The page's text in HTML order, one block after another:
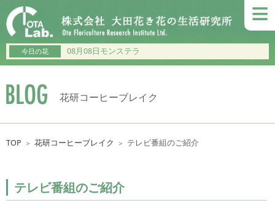
≡
今日の花 08月08日モンステラ
花研コーヒーブレイク
TOP ＞ 花研コーヒーブレイク ＞ テレビ番組のご紹介
テレビ番組のご紹介